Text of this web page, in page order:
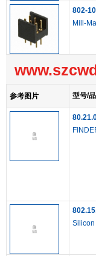
802-
Mill-
参考图片 型号/